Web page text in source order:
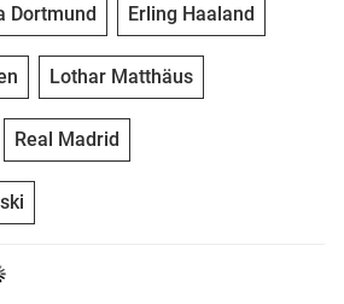
Dortmund Erling Haaland
Lothar Matthäus
Real Madrid